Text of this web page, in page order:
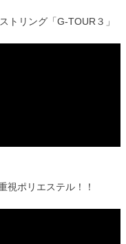
トリング「G-TOUR３」
視ポリエステル！！